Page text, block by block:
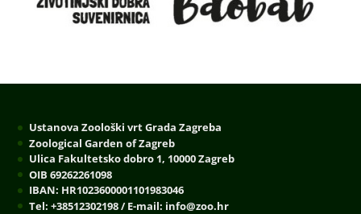
Ustanova Zoološki vrt Grada Zagreba
Zoological Garden of Zagreb
Ulica Fakultetsko dobro 1, 10000 Zagreb
OIB 69262261098
IBAN: HR1023600001101983046
Tel: +38512302198 / E-mail: info@zoo.hr